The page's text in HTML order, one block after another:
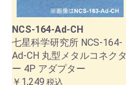
NCS-164-Ad-CH
七星科学研究所 NCS-164-
Ad-CH 丸型メタルコネクタ
ー 4P アダプター
￥1,249 税込